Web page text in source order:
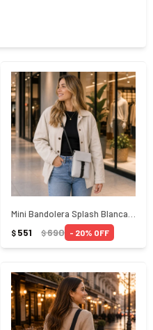
$ 551 $690 20